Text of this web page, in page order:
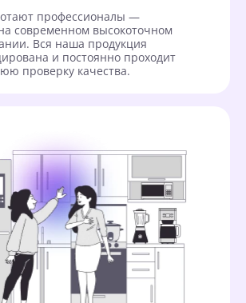
профессионалы —
современном высокоточном
Вся наша продукция
и постоянно проходит
проверку качества.